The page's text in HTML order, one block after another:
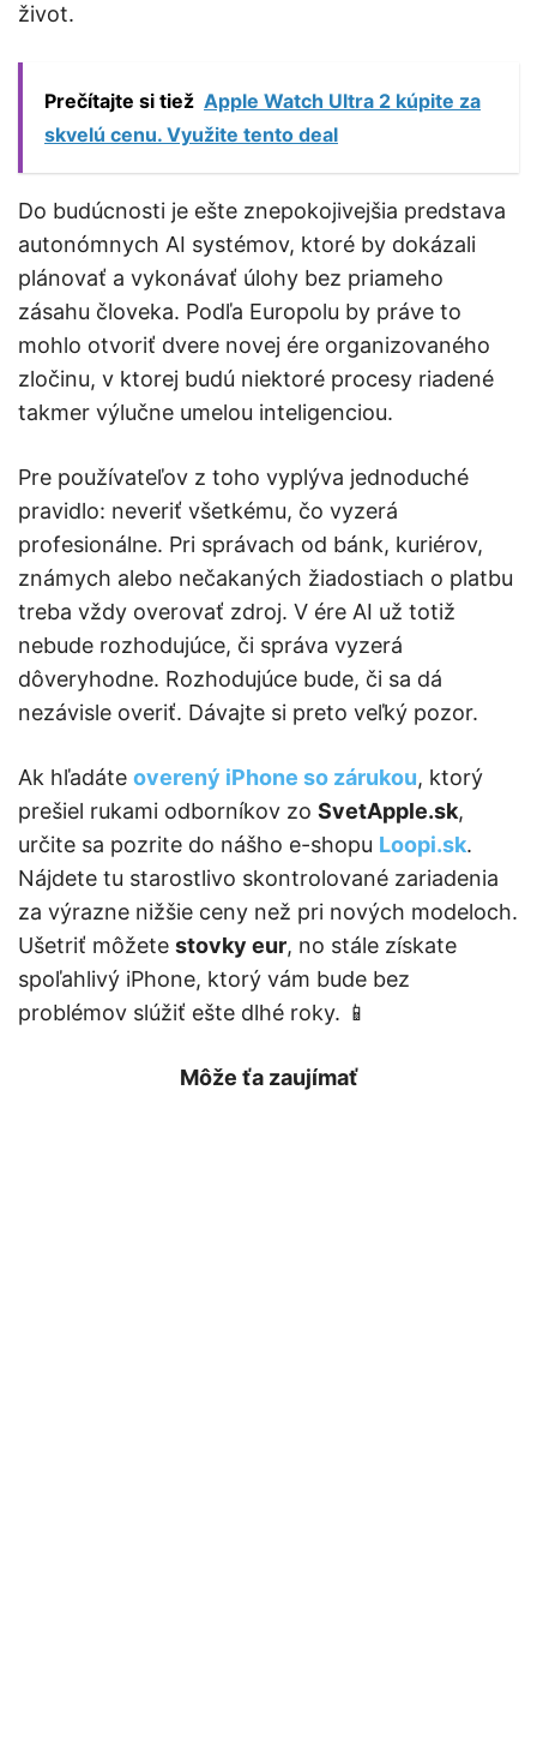
život.
Prečítajte si tiež Apple Watch Ultra 2 kúpite za
skvelú cenu. Využite tento deal
Do budúcnosti je ešte znepokojivejšia predstava
autonómnych AI systémov, ktoré by dokázali
plánovať a vykonávať úlohy bez priameho
zásahu človeka. Podľa Europolu by práve to
mohlo otvoriť dvere novej ére organizovaného
zločinu, v ktorej budú niektoré procesy riadené
takmer výlučne umelou inteligenciou.
Pre používateľov z toho vyplýva jednoduché
pravidlo: neveriť všetkému, čo vyzerá
profesionálne. Pri správach od bánk, kuriérov,
známych alebo nečakaných žiadostiach o platbu
treba vždy overovať zdroj. V ére AI už totiž
nebude rozhodujúce, či správa vyzerá
dôveryhodne. Rozhodujúce bude, či sa dá
nezávisle overiť. Dávajte si preto veľký pozor.
Ak hľadáte overený iPhone so zárukou, ktorý
prešiel rukami odborníkov zo SvetApple.sk,
určite sa pozrite do nášho e-shopu Loopi.sk.
Nájdete tu starostlivo skontrolované zariadenia
za výrazne nižšie ceny než pri nových modeloch.
Ušetriť môžete stovky eur, no stále získate
spoľahlivý iPhone, ktorý vám bude bez
problémov slúžiť ešte dlhé roky. 📱
Môže ťa zaujímať